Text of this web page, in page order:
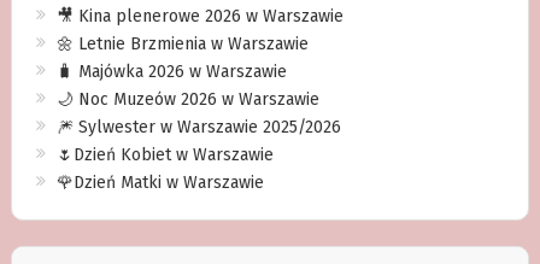
🎥 Kina plenerowe 2026 w Warszawie
🌼 Letnie Brzmienia w Warszawie
🧳 Majówka 2026 w Warszawie
🌙 Noc Muzeów 2026 w Warszawie
🎆 Sylwester w Warszawie 2025/2026
🌷Dzień Kobiet w Warszawie
🌹Dzień Matki w Warszawie